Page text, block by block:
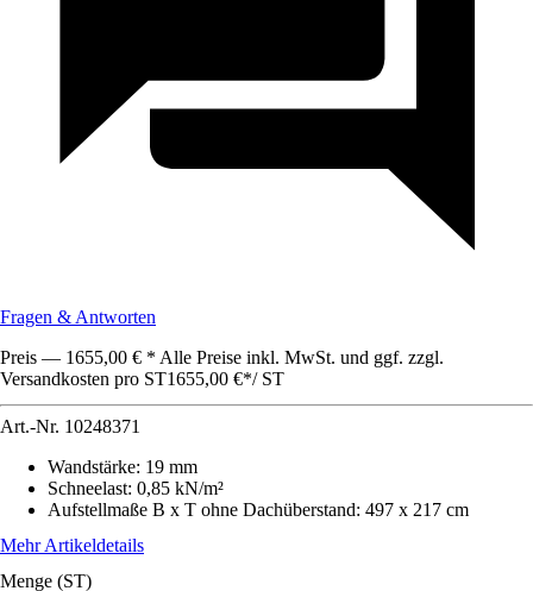
Fragen & Antworten
Preis — 1655,00 € * Alle Preise inkl. MwSt. und ggf. zzgl.
Versandkosten pro ST1655,00 €*/ ST
Art.-Nr. 10248371
Wandstärke: 19 mm
Schneelast: 0,85 kN/m²
Aufstellmaße B x T ohne Dachüberstand: 497 x 217 cm
Mehr Artikeldetails
Menge (ST)